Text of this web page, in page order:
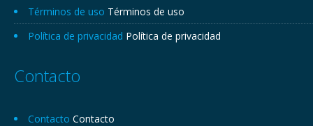
Términos de uso Términos de uso
Política de privacidad Política de privacidad
Contacto
Contacto Contacto